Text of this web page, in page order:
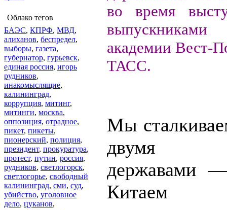
Облако тегов
БАЭС, КПРФ, МВД,
алиханов, беспредел,
выборы, газета,
губернатор, гурьевск,
единая россия, игорь
рудников,
инакомыслящие,
калининград,
коррупция, митинг,
митинги, москва,
оппозиция, отрадное,
пикет, пикеты,
пионерский, полиция,
президент, прокуратура,
протест, путин, россия,
рудников, светлогорск,
светлогорье, свободный
калининград, сми, суд,
убийство, уголовное
дело, цуканов,
во время
академии Вест-
ТАСС.
Мы
двумя
державами
Китаем